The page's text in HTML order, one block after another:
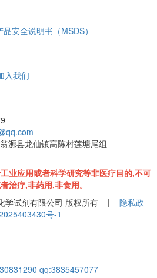
品安全说明书（MSDS）
入我们
源县龙仙镇高陈村莲塘尾组
业应用或者科学研究等非医疗目的,不可
治疗,非药用,非食用。
学试剂有限公司 版权所有 | 隐私政
号-1
qq:3835457077